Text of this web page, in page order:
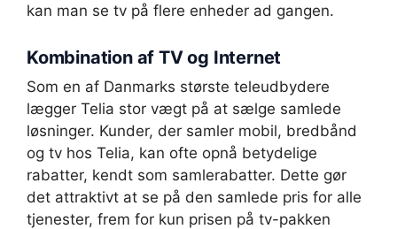
kan man se tv på flere enheder ad gangen.
Kombination af TV og Internet
Som en af Danmarks største teleudbydere
lægger Telia stor vægt på at sælge samlede
løsninger. Kunder, der samler mobil, bredbånd
og tv hos Telia, kan ofte opnå betydelige
rabatter, kendt som samlerabatter. Dette gør
det attraktivt at se på den samlede pris for alle
tjenester, frem for kun prisen på tv-pakken